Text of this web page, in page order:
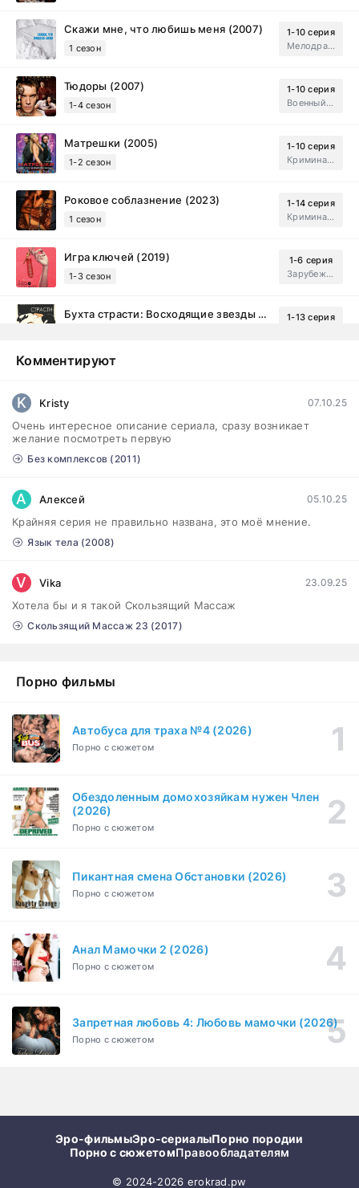
Скажи мне, что любишь меня (2007)
1 сезон
1-10 серия
Мелодрама, Драма
Тюдоры (2007)
1-4 сезон
1-10 серия
Военный, Исторический, Зарубежный, Мелодрама, Драма
Матрешки (2005)
1-2 сезон
1-10 серия
Криминал, Драма
Роковое соблазнение (2023)
1 сезон
1-14 серия
Криминал, Мистический, Триллер, Драма
Игра ключей (2019)
1-3 сезон
1-6 серия
Зарубежный, Мелодрама, Драма
Бухта страсти: Восходящие звезды (2000)
1-13 серия
Эйфория (2019)
Бисексуалка (2018)
1-6 серия
1 сезон
Драма
Комментируют
K Kristy 07.10.25
Очень интересное описание сериала, сразу возникает
желание посмотреть первую
Без комплексов (2011)
А Алексей 05.10.25
Крайняя серия не правильно названа, это моё мнение.
Язык тела (2008)
V Vika 23.09.25
Хотела бы и я такой Скользящий Массаж
Скользящий Массаж 23 (2017)
Порно фильмы
Автобуса для траха №4 (2026)
Порно с сюжетом
Обездоленным домохозяйкам нужен Член
(2026)
Порно с сюжетом
Пикантная смена Обстановки (2026)
Порно с сюжетом
Анал Мамочки 2 (2026)
Порно с сюжетом
Запретная любовь 4: Любовь мамочки (2026)
Порно с сюжетом
Эро-фильмыЭро-сериалыПорно породии
Порно с сюжетомПравообладателям
© 2024-2026 erokrad.pw